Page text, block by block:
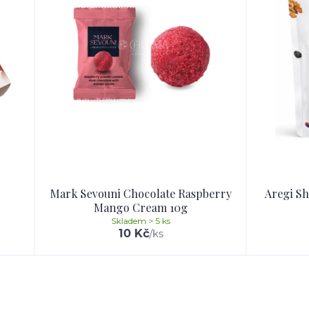
Mark Sevouni Chocolate Raspberry
Mango Cream 10g
10 Kč/ks
Skladem > 5 ks
Aregi